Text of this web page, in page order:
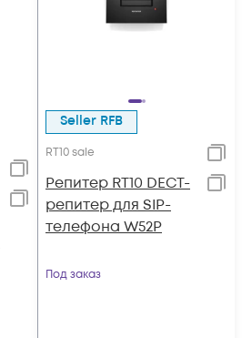
Seller RFB
RT10 sale
Репитер RT10 DECT-
репитер для SIP-
телефона W52P
Под заказ